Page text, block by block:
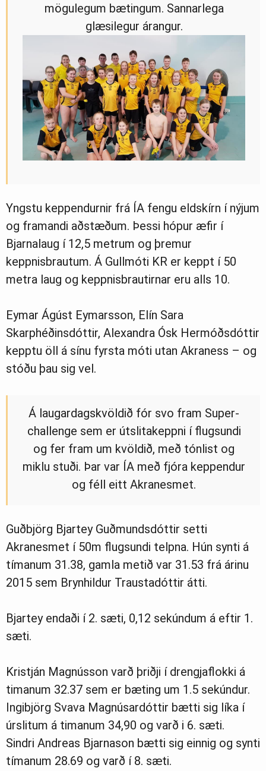
mögulegum bætingum. Sannarlega
glæsilegur árangur.
Yngstu keppendurnir frá ÍA fengu eldskírn í nýjum
og framandi aðstæðum. Þessi hópur æfir í
Bjarnalaug í 12,5 metrum og þremur
keppnisbrautum. Á Gullmóti KR er keppt í 50
metra laug og keppnisbrautirnar eru alls 10.
Eymar Ágúst Eymarsson, Elín Sara
Skarphéðinsdóttir, Alexandra Ósk Hermóðsdóttir
kepptu öll á sínu fyrsta móti utan Akraness – og
stóðu þau sig vel.
Á laugardagskvöldið fór svo fram Super-
challenge sem er útslitakeppni í flugsundi
og fer fram um kvöldið, með tónlist og
miklu stuði. Þar var ÍA með fjóra keppendur
og féll eitt Akranesmet.
Guðbjörg Bjartey Guðmundsdóttir setti
Akranesmet í 50m flugsundi telpna. Hún synti á
tímanum 31.38, gamla metið var 31.53 frá árinu
2015 sem Brynhildur Traustadóttir átti.
Bjartey endaði í 2. sæti, 0,12 sekúndum á eftir 1.
sæti.
Kristján Magnússon varð þriðji í drengjaflokki á
timanum 32.37 sem er bæting um 1.5 sekúndur.
Ingibjörg Svava Magnúsardóttir bætti sig líka í
úrslitum á timanum 34,90 og varð i 6. sæti.
Sindri Andreas Bjarnason bætti sig einnig og synti
tímanum 28.69 og varð í 8. sæti.